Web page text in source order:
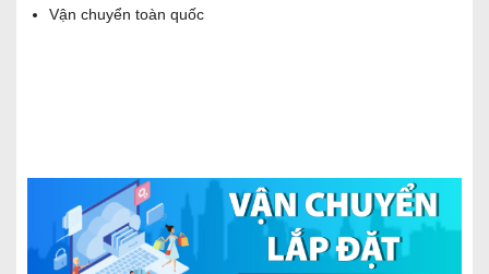
Vận chuyển toàn quốc